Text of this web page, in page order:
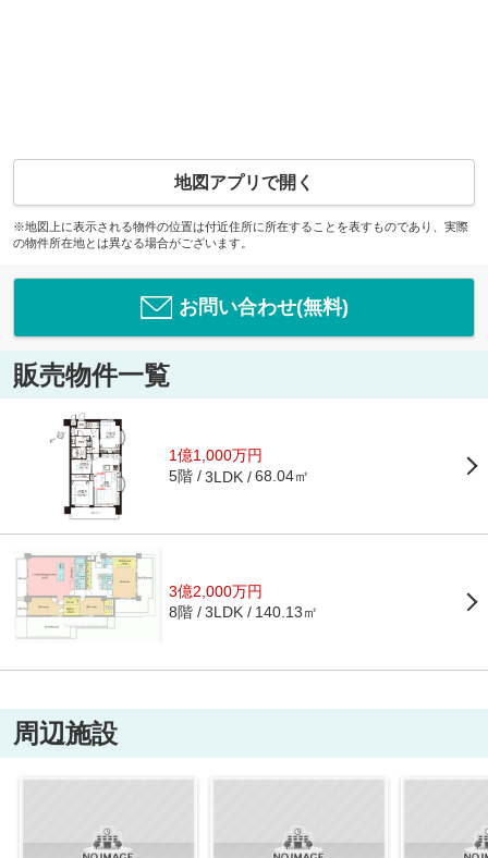
地図アプリで開く
※地図上に表示される物件の位置は付近住所に所在することを表すものであり、実際
の物件所在地とは異なる場合がございます。
お問い合わせ(無料)
販売物件一覧
1億1,000万円
5階 3LDK 68.04㎡
3億2,000万円
8階 3LDK 140.13㎡
周辺施設